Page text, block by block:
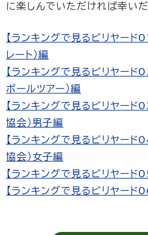
に楽しんでいただければ幸いだ
【ランキングで見るビリヤー
レート）編
【ランキングで見るビリヤード
ボールツアー）編
【ランキングで見るビリヤード
協会）男子編
【ランキングで見るビリヤード
協会）女子編
【ランキングで見るビリヤー
【ランキングで見るビリヤー